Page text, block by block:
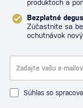
produktoch a
Bezplatné
Zúčastnite sa
ochutnávok
Súhlas so